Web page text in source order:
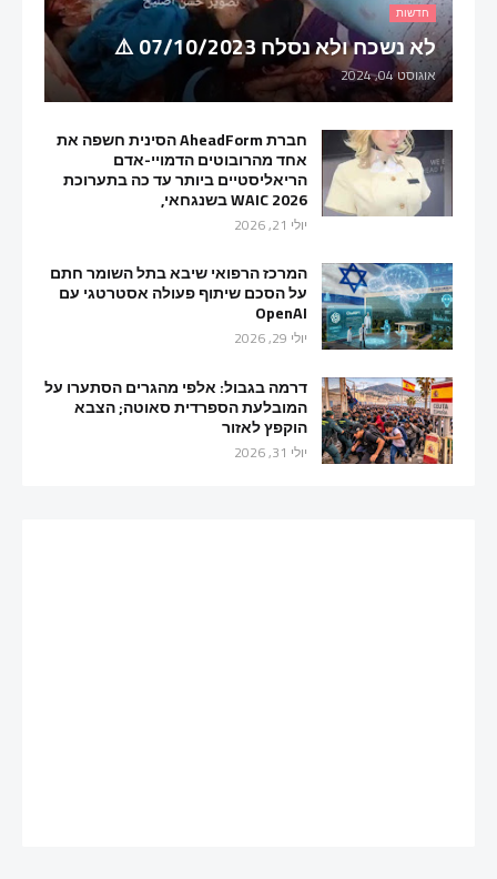
חדשות
לא נשכח ולא נסלח 07/10/2023 ⚠️
אוגוסט 04, 2024
חברת AheadForm הסינית חשפה את
אחד מהרובוטים הדמויי-אדם
הריאליסטיים ביותר עד כה בתערוכת
WAIC 2026 בשנגחאי,
יולי 21, 2026
המרכז הרפואי שיבא בתל השומר חתם
על הסכם שיתוף פעולה אסטרטגי עם
OpenAI
יולי 29, 2026
דרמה בגבול: אלפי מהגרים הסתערו על
המובלעת הספרדית סאוטה; הצבא
הוקפץ לאזור
יולי 31, 2026